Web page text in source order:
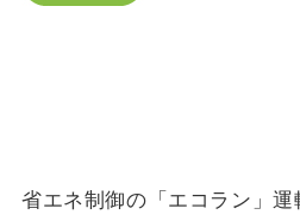
省エネ制御の「エコラン」